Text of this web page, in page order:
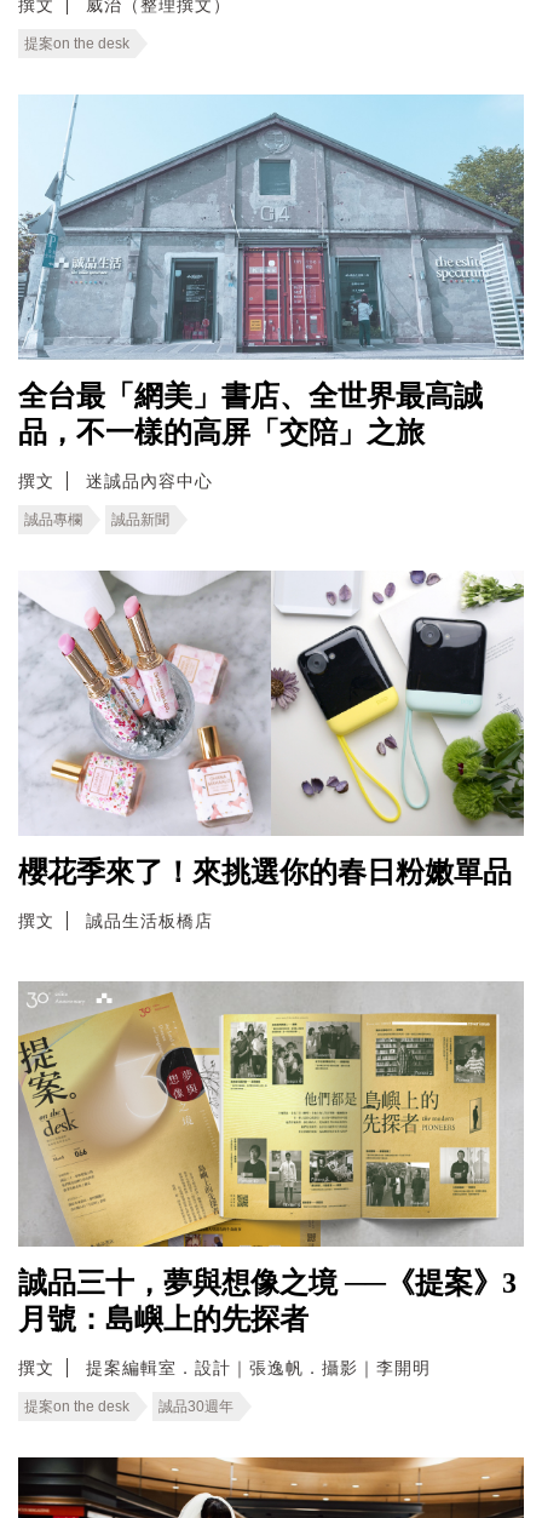
撰文 威治（整理撰文）
提案on the desk
全台最「網美」書店、全世界最高誠
品，不一樣的高屏「交陪」之旅
撰文 迷誠品內容中心
誠品專欄 誠品新聞
櫻花季來了！來挑選你的春日粉嫩單品
撰文 誠品生活板橋店
誠品三十，夢與想像之境 ──《提案》3
月號：島嶼上的先探者
撰文 提案編輯室．設計｜張逸帆．攝影｜李開明
提案on the desk 誠品30週年